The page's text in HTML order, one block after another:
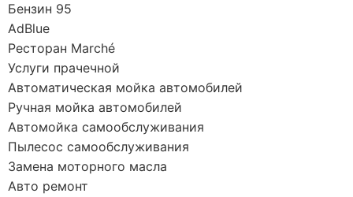
Бензин 95
AdBlue
Ресторан Marché
Услуги прачечной
Автоматическая мойка автомобилей
Ручная мойка автомобилей
Автомойка самообслуживания
Пылесос самообслуживания
Замена моторного масла
Авто ремонт